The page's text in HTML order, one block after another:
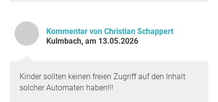
Kommentar von Christian Schappert
Kulmbach, am 13.05.2026
Kinder sollten keinen freien Zugriff auf den Inhalt
solcher Automaten haben!!!